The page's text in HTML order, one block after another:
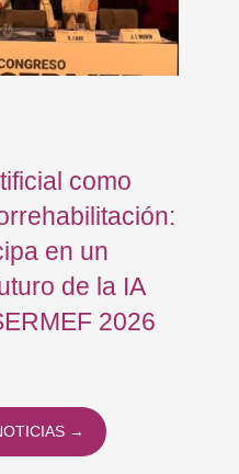
como
en un
de la IA
2026
→